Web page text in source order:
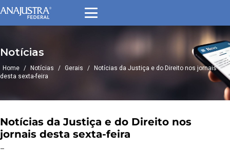
Notícias
Home / Notícias / Gerais /
Notícias da Justiça e do Direito nos jornais
desta sexta-feira
Notícias da Justiça e do Direito nos
jornais desta sexta-feira
–